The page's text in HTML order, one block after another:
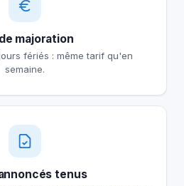
majoration
fériés : même tarif qu'en
semaine.
tenus